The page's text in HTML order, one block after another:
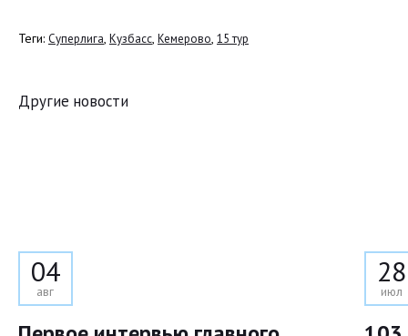
Теги: Суперлига, Кузбасс, Кемерово, 15 тур
Другие новости
04
авг
28
июл